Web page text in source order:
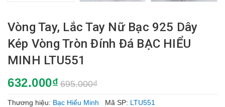
Vòng Tay, Lắc Tay Nữ Bạc 925 Dây
Kép Vòng Tròn Đính Đá BẠC HIỂU
MINH LTU551
632.000₫ 695.000₫
Thương hiệu: Bạc Hiểu Minh Mã SP: LTU551